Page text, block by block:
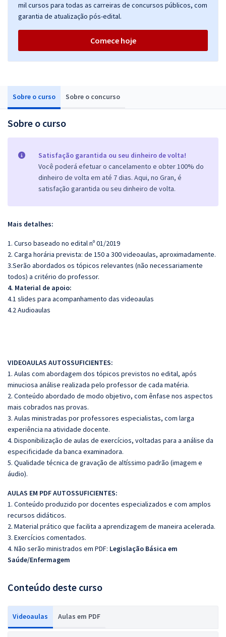
Sobre o curso Sobre o concurso
Sobre o curso
Satisfação garantida ou seu dinheiro de volta!
Você poderá efetuar o cancelamento e obter 100% do
dinheiro de volta em até 7 dias. Aqui, no Gran, é
satisfação garantida ou seu dinheiro de volta.
Mais detalhes:
1. Curso baseado no edital nº 01/2019
2. Carga horária prevista: de 150 a 300 videoaulas, aproximadamente.
3.Serão abordados os tópicos relevantes (não necessariamente
todos) a critério do professor.
4. Material de apoio:
4.1 slides para acompanhamento das videoaulas
4.2 Audioaulas
VIDEOAULAS AUTOSSUFICIENTES:
1. Aulas com abordagem dos tópicos previstos no edital, após
minuciosa análise realizada pelo professor de cada matéria.
2. Conteúdo abordado de modo objetivo, com ênfase nos aspectos
mais cobrados nas provas.
3. Aulas ministradas por professores especialistas, com larga
experiência na atividade docente.
4. Disponibilização de aulas de exercícios, voltadas para a análise da
especificidade da banca examinadora.
5. Qualidade técnica de gravação de altíssimo padrão (imagem e
áudio).
AULAS EM PDF AUTOSSUFICIENTES:
1. Conteúdo produzido por docentes especializados e com amplos
recursos didáticos.
2. Material prático que facilita a aprendizagem de maneira acelerada.
3. Exercícios comentados.
4. Não serão ministrados em PDF: Legislação Básica em
Saúde/Enfermagem
Conteúdo deste curso
Videoaulas Aulas em PDF
mil cursos para todas as carreiras de concursos públicos, com
garantia de atualização pós-edital.
Comece hoje